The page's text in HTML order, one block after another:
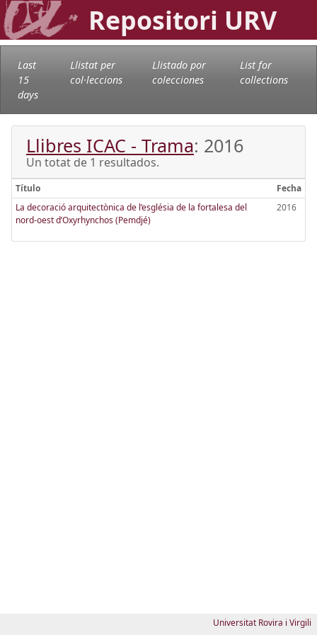
Repositori URV
Last
15
days
Llistat per
col·leccions
Llistado por
colecciones
List for
collections
Llibres ICAC - Trama: 2016
Un totat de 1 resultados.
Título
Fecha
La decoració arquitectònica de l’església de la fortalesa del
nord-oest d’Oxyrhynchos (Pemdjé)
2016
Universitat Rovira i Virgili